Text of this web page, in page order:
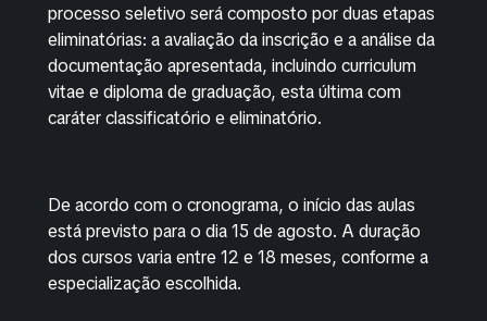
processo seletivo será composto por duas etapas
eliminatórias: a avaliação da inscrição e a análise da
documentação apresentada, incluindo curriculum
vitae e diploma de graduação, esta última com
caráter classificatório e eliminatório.
De acordo com o cronograma, o início das aulas
está previsto para o dia 15 de agosto. A duração
dos cursos varia entre 12 e 18 meses, conforme a
especialização escolhida.